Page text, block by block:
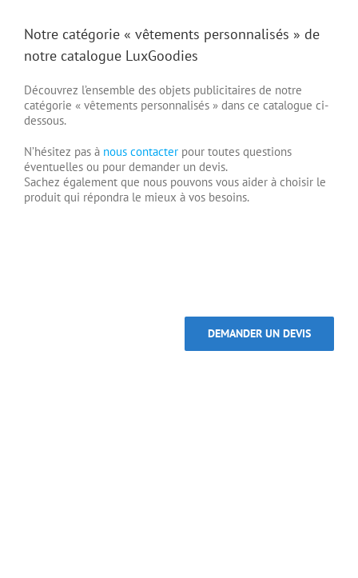
Notre catégorie « vêtements personnalisés » de
notre catalogue LuxGoodies
Découvrez l’ensemble des objets publicitaires de notre
catégorie « vêtements personnalisés » dans ce catalogue ci-
dessous.
N’hésitez pas à nous contacter pour toutes questions
éventuelles ou pour demander un devis.
Sachez également que nous pouvons vous aider à choisir le
produit qui répondra le mieux à vos besoins.
DEMANDER UN DEVIS